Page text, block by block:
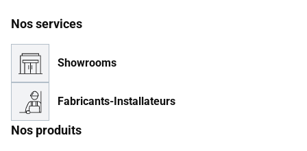
Nos services
Showrooms
Fabricants-Installateurs
Nos produits